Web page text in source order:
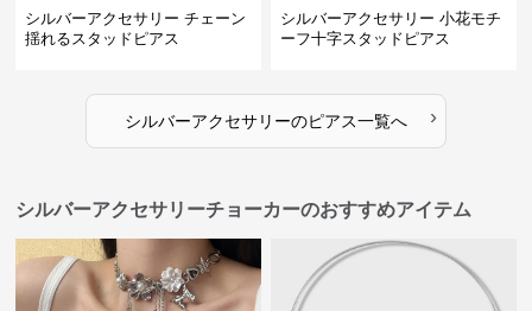
シルバーアクセサリー チェーン
揺れるスタッドピアス
シルバーアクセサリー 小花モチ
ーフ十字スタッドピアス
シルバーアクセサリーのピアス一覧へ ›
シルバーアクセサリーチョーカーのおすすめアイテム